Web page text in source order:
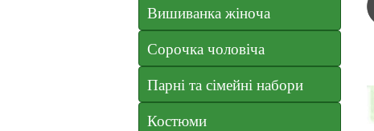
Вишиванка жіноча
Сорочка чоловіча
Парні та сімейні набори
Костюми